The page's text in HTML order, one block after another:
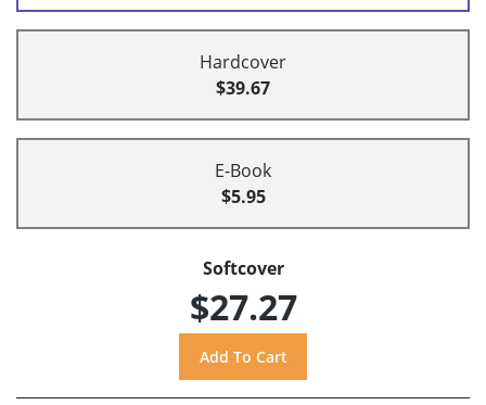
Hardcover
$39.67
E-Book
$5.95
Softcover
$27.27